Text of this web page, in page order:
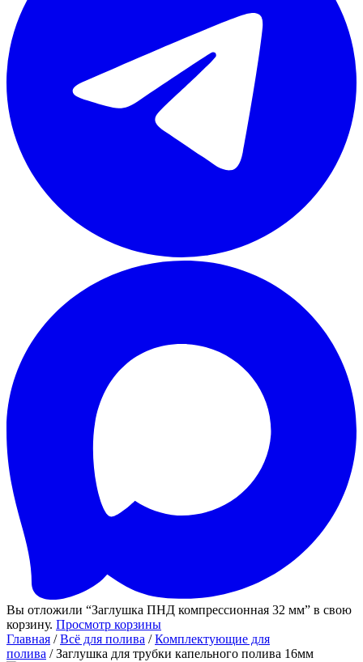
Вы отложили “Заглушка ПНД компрессионная 32 мм” в свою
корзину. Просмотр корзины
Главная /Всё для полива /Комплектующие для
полива / Заглушка для трубки капельного полива 16мм